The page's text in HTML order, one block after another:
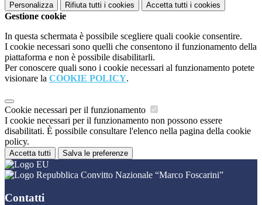
Personalizza Rifiuta tutti i cookies Accetta tutti i cookies
Gestione cookie
In questa schermata è possibile scegliere quali cookie consentire.
I cookie necessari sono quelli che consentono il funzionamento della
piattaforma e non è possibile disabilitarli.
Per conoscere quali sono i cookie necessari al funzionamento potete
visionare la COOKIE POLICY.
Cookie necessari per il funzionamento
I cookie necessari per il funzionamento non possono essere
disabilitati. È possibile consultare l'elenco nella pagina della cookie
policy.
Accetta tutti Salva le preferenze
Convitto Nazionale “Marco Foscarini”
Contatti